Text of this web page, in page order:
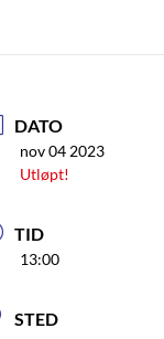
DATO
nov 04 2023
Utløpt!
TID
13:00
STED